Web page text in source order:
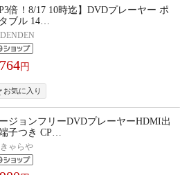
P3倍！8/17 10時迄】DVDプレーヤー ポ
ブル 14…
DENDEN
円
ジョンフリーDVDプレーヤーHDMI出
子つき CP…
きゃらや